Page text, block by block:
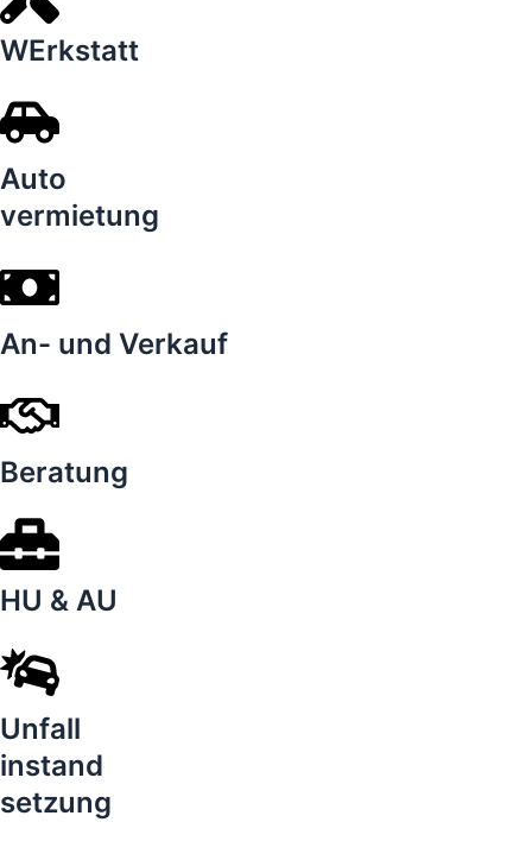
WErkstatt
Auto
vermietung
An- und Verkauf
Beratung
HU & AU
Unfall
instand
setzung